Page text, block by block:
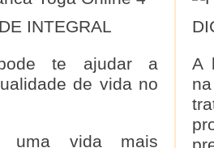
INTEGRAL
te ajudar a
de vida no
uma vida mais
A